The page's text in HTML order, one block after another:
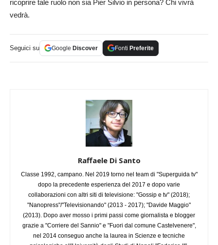
ricoprire tale ruolo non sia Pier Silvio in persona? Chi vivrà
vedrà.
Seguici su Google Discover Fonti Preferite
Raffaele Di Santo
Classe 1992, campano. Nel 2019 torno nel team di "Superguida tv"
dopo la precedente esperienza del 2017 e dopo varie
collaborazioni con altri siti di televisione: "Gossip e tv" (2018);
"Nanopress"/"Televisionando" (2013 - 2017); "Davide Maggio"
(2013). Dopo aver mosso i primi passi come giornalista e blogger
grazie a "Corriere del Sannio" e "Fuori dal comune Castelvenere",
nel 2014 conseguo anche la laurea in Scienze e tecniche